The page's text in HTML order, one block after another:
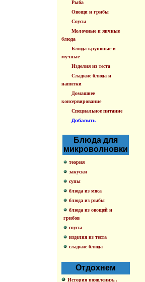
Рыба
Овощи и грибы
Соусы
Молочные и яичные
блюда
Блюда крупяные и
мучные
Изделия из теста
Сладкие блюда и
напитки
Домашнее
консервирование
Специальное питание
Добавить
Блюда для
микроволновки
теория
закуски
супы
блюда из мяса
блюда из рыбы
блюда из овощей и
грибов
соусы
изделия из теста
сладкие блюда
Отдохнем
История появления...